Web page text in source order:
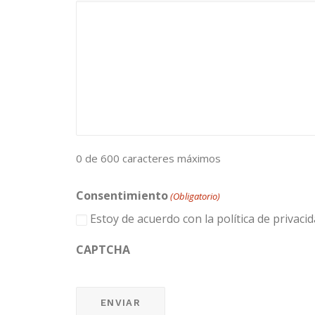
0 de 600 caracteres máximos
Consentimiento(Obligatorio)
Estoy de acuerdo con la política de
CAPTCHA